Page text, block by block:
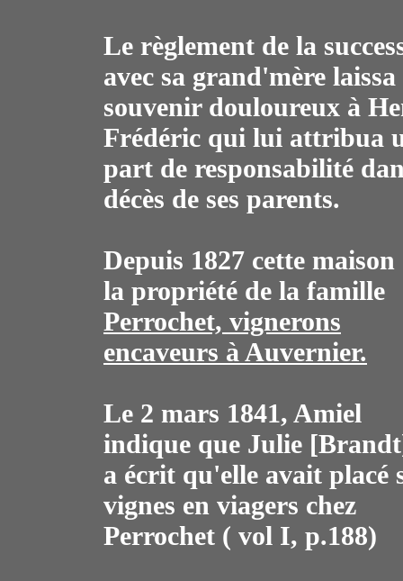
Le règlement de la
avec sa grand'mère
souvenir douloureux à
Frédéric qui lui attribua
part de responsabilité
décès de ses parents.
Depuis 1827 cette maison
la propriété de la famille
Perrochet, vignerons
encaveurs à Auvernier.
Le 2 mars 1841, Amiel
indique que Julie
a écrit qu'elle avait placé
vignes en viagers chez
Perrochet ( vol I, p.188)